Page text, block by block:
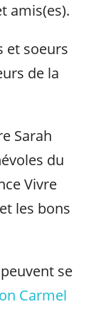
amis(es).
et soeurs
de la
Sarah
du
Vivre
les bons
se
Carmel